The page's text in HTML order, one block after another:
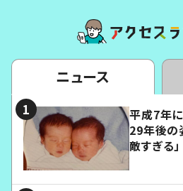
ニュース
平成7年
29年後の
敵すぎる」